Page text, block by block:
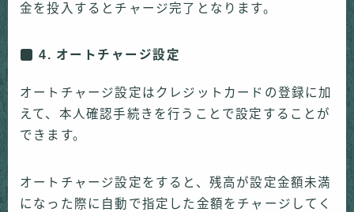
金を投入するとチャージ完了となります。
4. オートチャージ設定
オートチャージ設定はクレジットカードの登録に加
えて、本人確認手続きを行うことで設定することが
できます。
オートチャージ設定をすると、残高が設定金額未満
になった際に自動で指定した金額をチャージしてく